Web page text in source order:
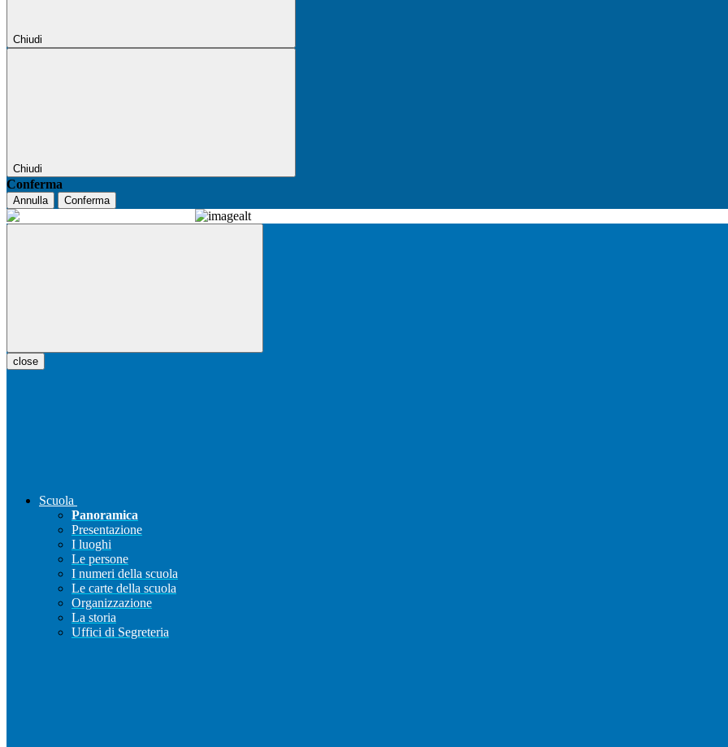
Chiudi
Chiudi
Conferma
Annulla Conferma
close
Scuola
Panoramica
Presentazione
I luoghi
Le persone
I numeri della scuola
Le carte della scuola
Organizzazione
La storia
Uffici di Segreteria